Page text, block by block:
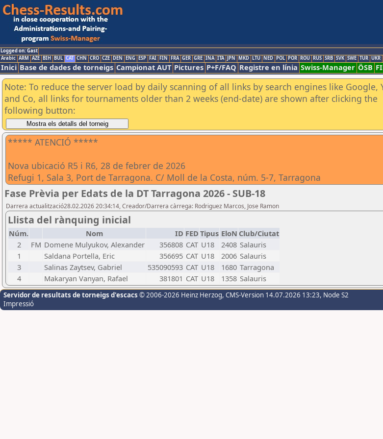
Logged on: Gast
Arabic ARM AZE BIH BUL CAT CHN CRO CZE DEN ENG ESP FAI FIN FRA GER GRE INA ITA JPN MKD LTU NED POL POR ROU RUS SRB SVK SWE TUR UKR
Inici Base de dades de torneigs Campionat AUT Pictures P+F/FAQ Registre en línia Swiss-Manager ÖSB
Note: To reduce the server load by daily scanning of all links by search engines like Google,
and Co, all links for tournaments older than 2 weeks (end-date) are shown after clicking the
following button:
***** ATENCIÓ *****
Nova ubicació R5 i R6, 28 de febrer de 2026
Refugi 1, Sala 3, Port de Tarragona. C/ Moll de la Costa, núm. 5-7, Tarragona
Fase Prèvia per Edats de la DT Tarragona 2026 - SUB-18
Darrera actualització28.02.2026 20:34:14, Creador/Darrera càrrega: Rodriguez Marcos, Jose Ramon
Llista del rànquing inicial
Núm. Nom ID FED Tipus EloN Club/Ciutat
2
FM Domene Mulyukov, Alexander 356808 CAT U18 2408 Salauris
1
Saldana Portella, Eric 356695 CAT U18 2006 Salauris
3
Salinas Zaytsev, Gabriel 535090593 CAT U18 1680 Tarragona
4
Makaryan Vanyan, Rafael 381801 CAT U18 1358 Salauris
Servidor de resultats de torneigs d'escacs © 2006-2026 Heinz Herzog, CMS-Version 14.07.2026 13:23, Node S2
Impressió